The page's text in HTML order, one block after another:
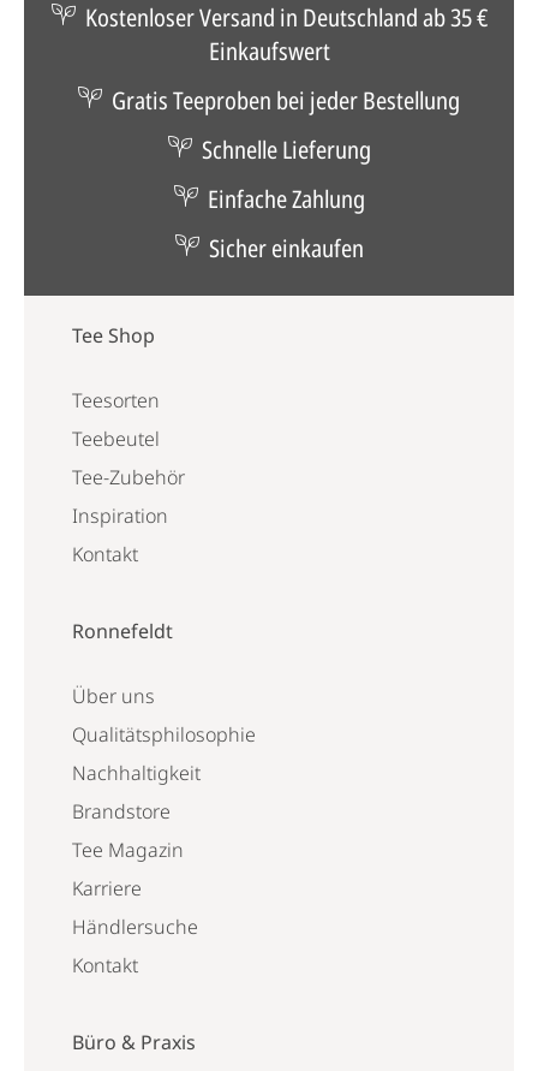
Kostenloser Versand in Deutschland ab 35 €
Einkaufswert
Gratis Teeproben bei jeder Bestellung
Schnelle Lieferung
Einfache Zahlung
Sicher einkaufen
Tee Shop
Teesorten
Teebeutel
Tee-Zubehör
Inspiration
Kontakt
Ronnefeldt
Über uns
Qualitätsphilosophie
Nachhaltigkeit
Brandstore
Tee Magazin
Karriere
Händlersuche
Kontakt
Büro & Praxis